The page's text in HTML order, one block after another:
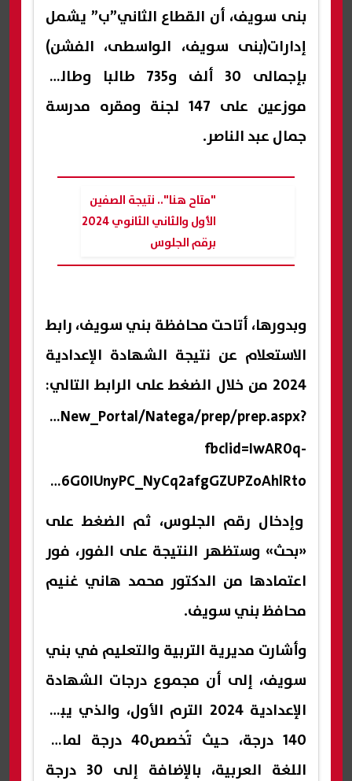
بنى سويف، أن القطاع الثاني”ب” يشمل
إدارات(بنى سويف، الواسطى، الفشن)
بإجمالى 30 ألف و735 طالبا وطالبة
موزعين على 147 لجنة ومقره مدرسة
جمال عبد الناصر.
"متاح هنا".. نتيجة الصفين
الأول والثاني الثانوي 2024
برقم الجلوس
وبدورها، أتاحت محافظة بني سويف، رابط
الاستعلام عن نتيجة الشهادة الإعدادية
2024 من خلال الضغط على الرابط التالي:
New_Portal/Natega/prep/prep.aspx?
fbclid=IwAR0q-
l73O628eROPpCsqeWgK77f7c6G0IUnyPC_NyCq2afgGZUPZoAhlRto
وإدخال رقم الجلوس، ثم الضغط على
«بحث» وستظهر النتيجة على الفور، فور
اعتمادها من الدكتور محمد هاني غنيم
محافظ بني سويف.
وأشارت مديرية التربية والتعليم في بني
سويف، إلى أن مجموع درجات الشهادة
الإعدادية 2024 الترم الأول، والذي يبلغ
140 درجة، حيث تُخصص40 درجة لمادة
اللغة العربية، بالإضافة إلى 30 درجة